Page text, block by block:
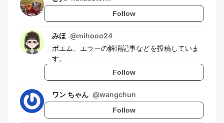
Follow
みほ @mihooo24
ポエム、エラーの解消記事などを投稿していま
す。
Follow
ワン ちゃん @wangchun
Follow